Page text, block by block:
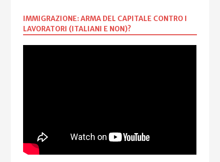
IMMIGRAZIONE: ARMA DEL CAPITALE CONTRO I
LAVORATORI (ITALIANI E NON)?